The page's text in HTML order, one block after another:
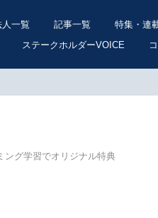
一覧 記事一覧 特集・連
ステークホルダーVOICE
グ学習でオリジナル特典